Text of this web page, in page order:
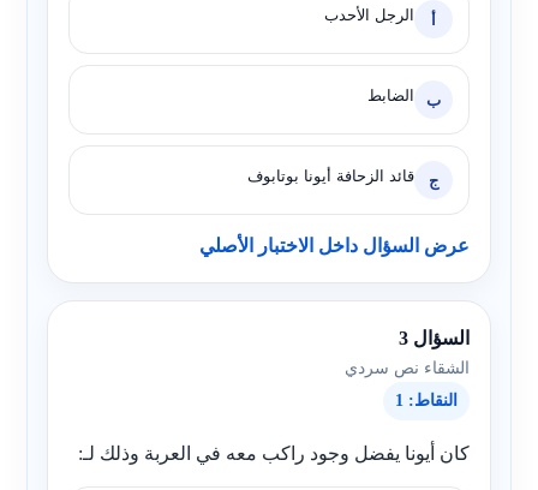
أ الرجل الأحدب
ب الضابط
ج قائد الزحافة أيونا بوتابوف
عرض السؤال داخل الاختبار الأصلي
السؤال 3
الشقاء نص سردي
النقاط: 1
كان أيونا يفضل وجود راكب معه في العربة وذلك لـ: